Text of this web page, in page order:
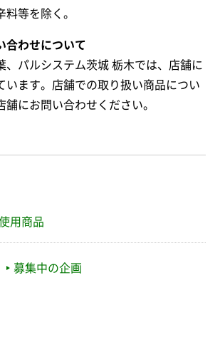
料等を除く。
合わせについて
、パルシステム茨城 栃木では、店舗に
います。店舗での取り扱い商品につい
舗にお問い合わせください。
用商品
募集中の企画